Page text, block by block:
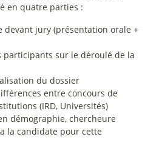
en quatre parties :
devant jury (présentation orale +
participants sur le déroulé de la
du dossier
entre concours de
(IRD, Universités)
démographie, chercheure
la candidate pour cette